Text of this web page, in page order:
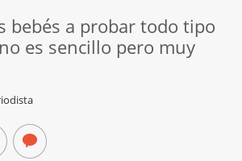
bebés a probar todo tipo
es sencillo pero muy